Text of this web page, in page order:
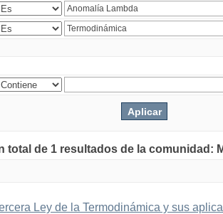
total de 1 resultados de la comunidad:
Ley de la Termodinámica y sus